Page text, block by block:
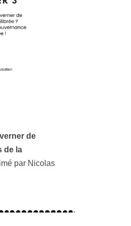
de
de la
par Nicolas